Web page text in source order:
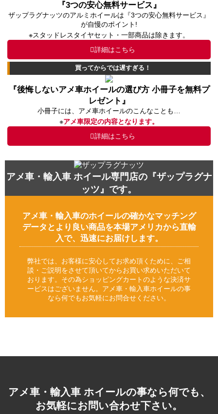
『3つの安心無料サービス』
ザップラグナッツのアルミホイールは『3つの安心無料サービス』
が自慢のポイント!
※スタッドレスタイヤセット・一部商品は除きます。
詳細はこちら
買ってからでは遅すぎる！
『後悔しないアメ車ホイールの選び方 小冊子を無料プ
レゼント』
小冊子には、アメ車ホイールのこんなことも…
※アメ車限定の内容となります。
詳細はこちら
アメ車・輸入車 ホイール専門店の『ザップラグナ
ッツ』です。
アメ車・輸入車のホイールの確かなマッチング
データとより良い商品を本場アメリカから直輸
入で、迅速にお届けします。
弊社では、お客様に安心してお求め頂くために、ご相
談・ご説明をさせて頂いてからお買い求めいただいて
おります。その為ショッピングカートのような決済サ
ービスはございません。アメ車・輸入車ホイールの事
なら何でもお気軽にお問合せください。
アメ車・輸入車 ホイールの事なら何でも、
お気軽にお問い合わせ下さい。